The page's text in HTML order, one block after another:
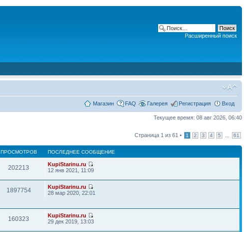
Расширенный поиск
Магазин FAQ Галерея Регистрация Вход
Текущее время: 08 авг 2026, 06:40
Страница 1 из 61 • 1 2 3 4 5 61
ПРОСМОТРОВ ПОСЛЕДНЕЕ СООБЩЕНИЕ
202213
KupiStarinu.ru
12 янв 2021, 11:09
1897754
KupiStarinu.ru
28 мар 2020, 22:01
160323
KupiStarinu.ru
29 дек 2019, 13:03